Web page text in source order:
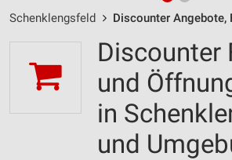
Schenklengsfeld Discounter Angebote,
Discounter
und
in
und